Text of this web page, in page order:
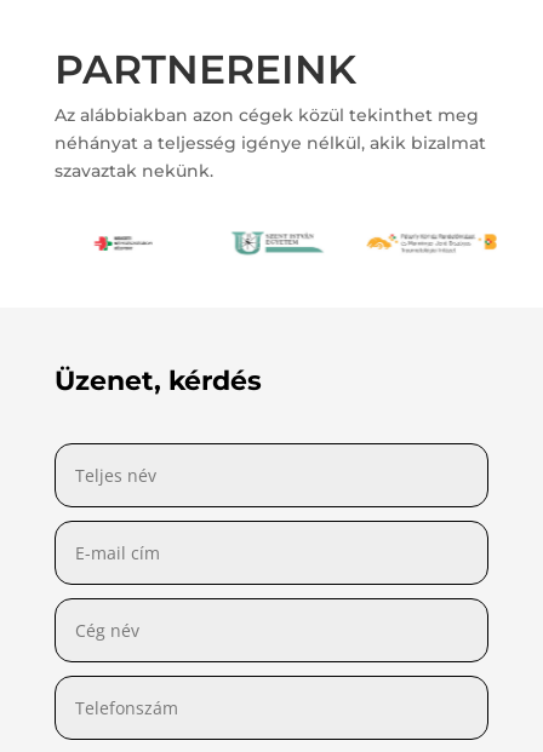
PARTNEREINK
Az alábbiakban azon cégek közül tekinthet meg
néhányat a teljesség igénye nélkül, akik bizalmat
szavaztak nekünk.
Üzenet, kérdés